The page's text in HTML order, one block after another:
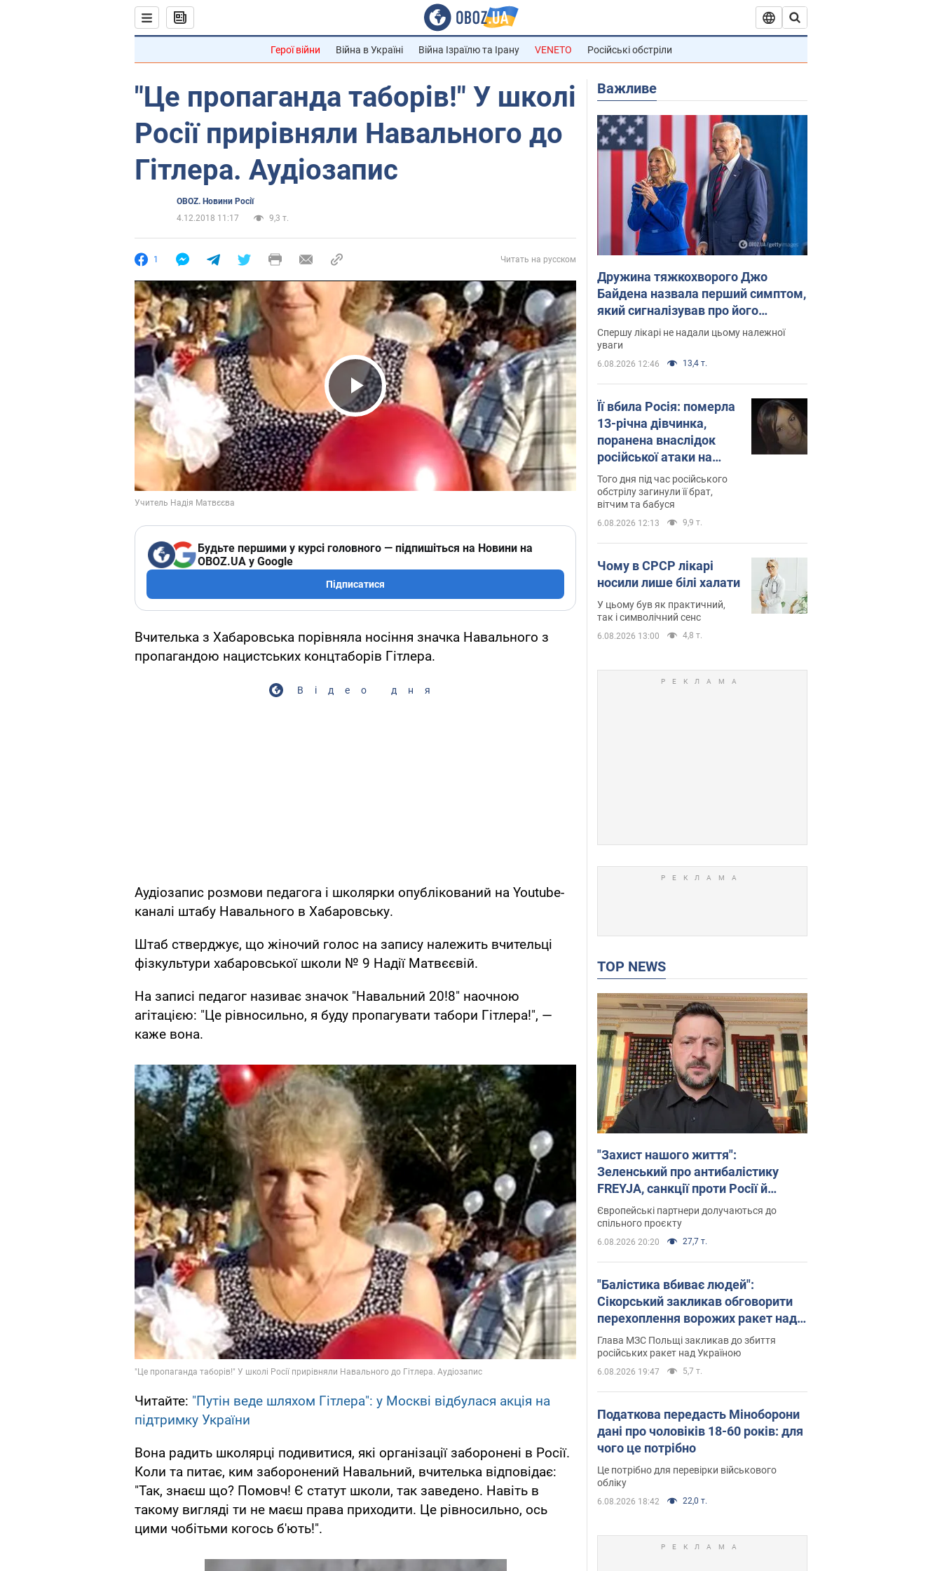
Герої війни Війна в Україні Війна Ізраїлю та Ірану VENETO Російські обстріли
"Це пропаганда таборів!" У школі
Росії прирівняли Навального до
Гітлера. Аудіозапис
OBOZ. Новини Росії
4.12.2018 11:17
9,3 т.
1 Читать на русском
Play Video
Будьте першими у курсі головного — підпишіться на Новини на
OBOZ.UA у Google
Підписатися
Вчителька з Хабаровська порівняла носіння значка Навального з
пропагандою нацистських концтаборів Гітлера.
Відео дня
Аудіозапис розмови педагога і школярки опублікований на Youtube-
каналі штабу Навального в Хабаровську.
Штаб стверджує, що жіночий голос на запису належить вчительці
фізкультури хабаровської школи № 9 Надії Матвєєвій.
На записі педагог називає значок "Навальний 20!8" наочною
агітацією: "Це рівносильно, я буду пропагувати табори Гітлера!", —
каже вона.
Читайте: "Путін веде шляхом Гітлера": у Москві відбулася акція на
підтримку України
Вона радить школярці подивитися, які організації заборонені в Росії.
Коли та питає, ким заборонений Навальний, вчителька відповідає:
"Так, знаєш що? Помовч! Є статут школи, так заведено. Навіть в
такому вигляді ти не маєш права приходити. Це рівносильно, ось
цими чобітьми когось б'ють!".
Важливе
Дружина тяжкохворого Джо
Байдена назвала перший симптом,
який сигналізував про його
"агресивний" рак
Спершу лікарі не надали цьому належної
уваги
6.08.2026 12:46 13,4 т.
Її вбила Росія: померла
13-річна дівчинка,
поранена внаслідок
російської атаки на
Сумщину. Фото
Того дня під час російського
обстрілу загинули її брат,
вітчим та бабуся
6.08.2026 12:13 9,9 т.
Чому в СРСР лікарі
носили лише білі халати
У цьому був як практичний,
так і символічний сенс
6.08.2026 13:00 4,8 т.
TOP NEWS
"Захист нашого життя":
Зеленський про антибалістику
FREYJA, санкції проти Росії й
підтримку аграріїв. Відео
Європейські партнери долучаються до
спільного проєкту
6.08.2026 20:20 27,7 т.
"Балістика вбиває людей":
Сікорський закликав обговорити
перехоплення ворожих ракет над
Україною
Глава МЗС Польщі закликав до збиття
російських ракет над Україною
6.08.2026 19:47 5,7 т.
Податкова передасть Міноборони
дані про чоловіків 18-60 років: для
чого це потрібно
Це потрібно для перевірки військового
обліку
6.08.2026 18:42 22,0 т.